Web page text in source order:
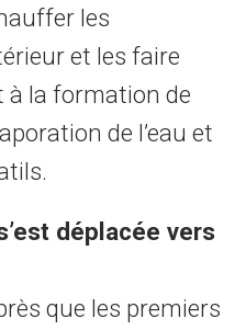
les
et les faire
à la formation de
de l’eau et
déplacée vers
que les premiers